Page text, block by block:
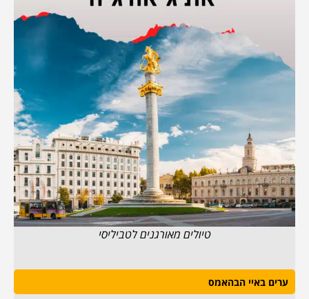
טיולים מאורגנים לטביליסי
ערים באיי הבהאמס